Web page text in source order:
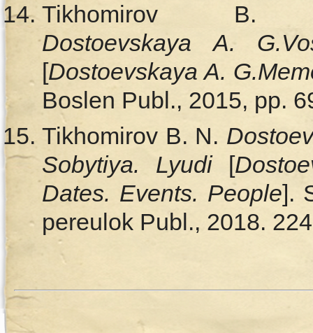
Tikhomirov
Dostoevskaya A. G.
[Dostoevskaya A. G.
Boslen Publ., 2015, pp.
Tikhomirov B. N.
Sobytiya. Lyudi[
Dates. Events. People].
pereulok Publ., 2018.